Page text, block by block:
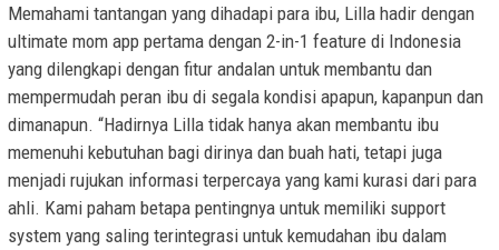
Memahami tantangan yang dihadapi para ibu, Lilla hadir dengan
ultimate mom app pertama dengan 2-in-1 feature di Indonesia
yang dilengkapi dengan fitur andalan untuk membantu dan
mempermudah peran ibu di segala kondisi apapun, kapanpun dan
dimanapun. “Hadirnya Lilla tidak hanya akan membantu ibu
memenuhi kebutuhan bagi dirinya dan buah hati, tetapi juga
menjadi rujukan informasi terpercaya yang kami kurasi dari para
ahli. Kami paham betapa pentingnya untuk memiliki support
system yang saling terintegrasi untuk kemudahan ibu dalam